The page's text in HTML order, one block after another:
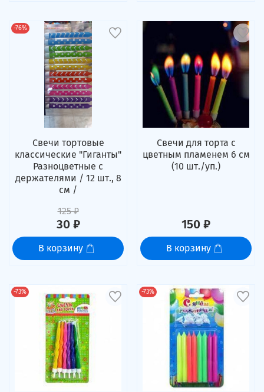
-76%
Свечи тортовые
классические "Гиганты"
Разноцветные с
держателями / 12 шт., 8
см /
125 ₽
30 ₽
В корзину
Свечи для торта с
цветным пламенем 6 см
(10 шт./уп.)
150 ₽
В корзину
-73% -73%